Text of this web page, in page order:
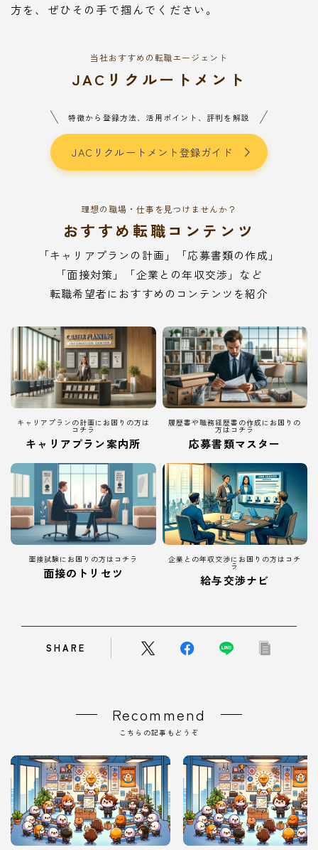
方を、ぜひその手で掴んでください。
当社おすすめの転職エージェント
JACリクルートメント
特徴から登録方法、活用ポイント、評判を解説
JACリクルートメント登録ガイド
理想の職場・仕事を見つけませんか？
おすすめ転職コンテンツ
「キャリアプランの計画」「応募書類の作成」
「面接対策」「企業との年収交渉」など
転職希望者におすすめのコンテンツを紹介
キャリアプランの計画にお困りの方は
コチラ
キャリアプラン案内所
履歴書や職務経歴書の作成にお困りの
方はコチラ
応募書類マスター
面接試験にお困りの方はコチラ
面接のトリセツ
企業との年収交渉にお困りの方はコチ
ラ
給与交渉ナビ
SHARE
Recommend
こちらの記事もどうぞ